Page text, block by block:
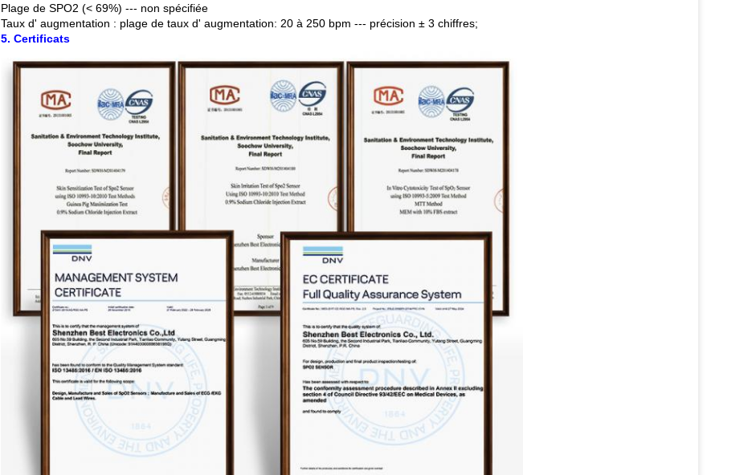
Plage de SPO2 (< 69%) --- non spécifiée
Taux d' augmentation : plage de taux d' augmentation: 20 à 250 bpm --- précision ± 3 chiffres;
5. Certificats